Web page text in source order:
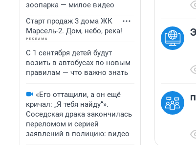
зоопарка — милое видео
Старт продаж 3 дома ЖК
Марсель-2. Дом, небо, река!
С 1 сентября детей будут
возить в автобусах по новым
правилам — что важно знать
«Его оттащили, а он ещё
кричал: „Я тебя найду“».
Соседская драка закончилась
переломом и серией
заявлений в полицию: видео